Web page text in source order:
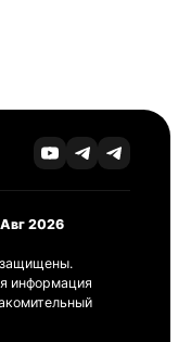
2026
информация